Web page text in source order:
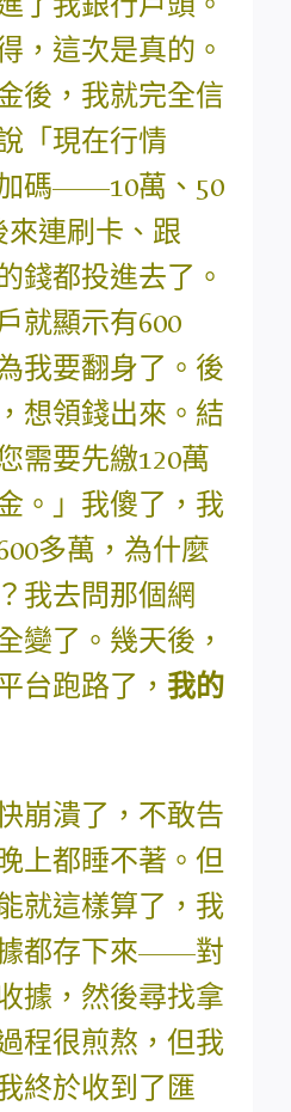
，這次是真的。
後，我就完全信
「現在行情
碼——10萬、50
來連刷卡、跟
錢都投進去了。
就顯示有600
我要翻身了。後
想領錢出來。結
需要先繳120萬
。」我傻了，我
多萬，為什麼
我去問那個網
變了。幾天後，
台跑路了， 我的
崩潰了，不敢告
上都睡不著。但
就這樣算了，我
都存下來——對
據，然後尋找拿
程很煎熬，但我
終於收到了匯